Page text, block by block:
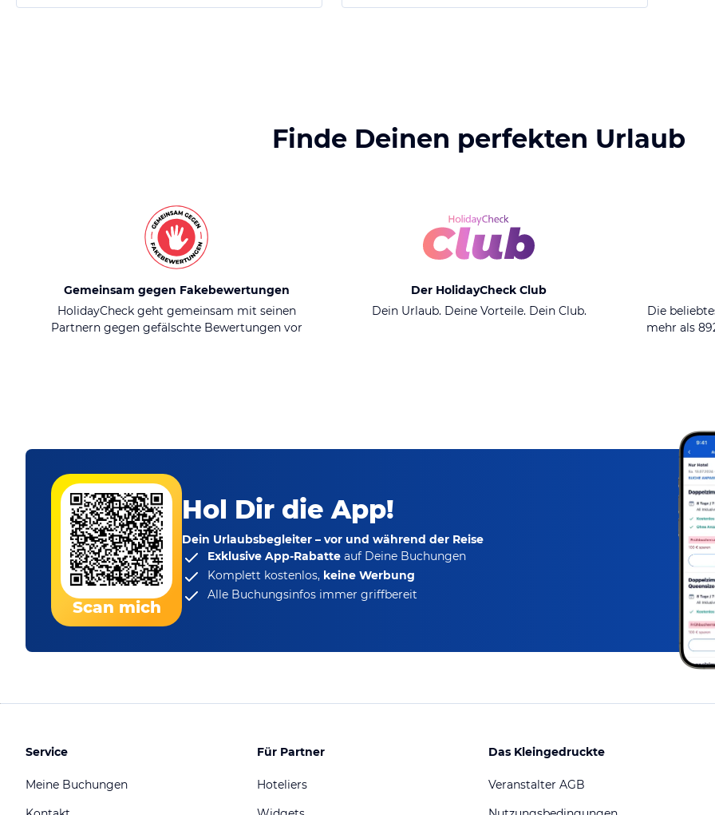
Finde Deinen perfekten Urlaub
Gemeinsam gegen Fakebewertungen
HolidayCheck geht gemeinsam mit seinen
Partnern gegen gefälschte Bewertungen vor
Der HolidayCheck Club
Dein Urlaub. Deine Vorteile. Dein Club.
Die
mehr als
Scan mich
Hol Dir die App!
Dein Urlaubsbegleiter – vor und während der Reise
Exklusive App-Rabatte auf Deine Buchungen
Komplett kostenlos, keine Werbung
Alle Buchungsinfos immer griffbereit
Service
Meine Buchungen
Für Partner
Hoteliers
Das Kleingedruckte
Veranstalter AGB